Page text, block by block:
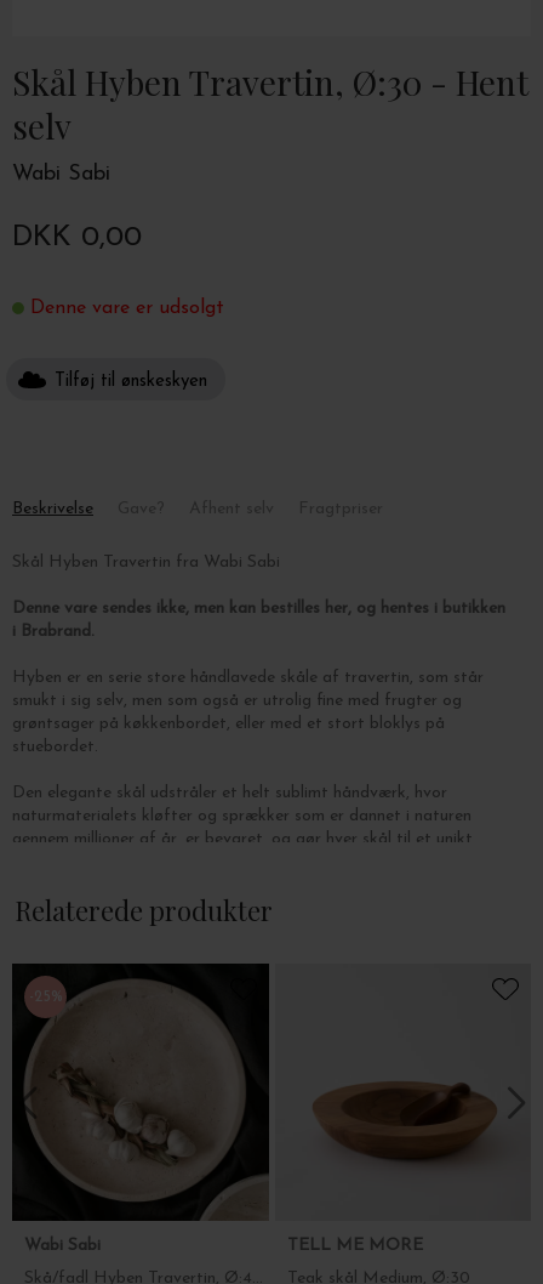
Skål Hyben Travertin, Ø:30 - Hent
selv
Wabi Sabi
DKK 0,00
Denne vare er udsolgt
Tilføj til ønskeskyen
Beskrivelse
Skål Hyben Travertin fra Wabi Sabi
Denne vare sendes ikke, men kan bestilles her, og hentes i butikken
i Brabrand.
Hyben er en serie store håndlavede skåle af travertin, som står
smukt i sig selv, men som også er utrolig fine med frugter og
grøntsager på køkkenbordet, eller med et stort bloklys på
stuebordet.
Den elegante skål udstråler et helt sublimt håndværk, hvor
naturmaterialets kløfter og sprækker som er dannet i naturen
gennem millioner af år, er bevaret, og gør hver skål til et unikt
Mål: Ø: 30 cm.
Relaterede produkter
-25%
Wabi Sabi
Skå/fadl Hyben Travertin, Ø:40 - Hent selv
TELL ME MORE
Teak skål Medium, Ø:30